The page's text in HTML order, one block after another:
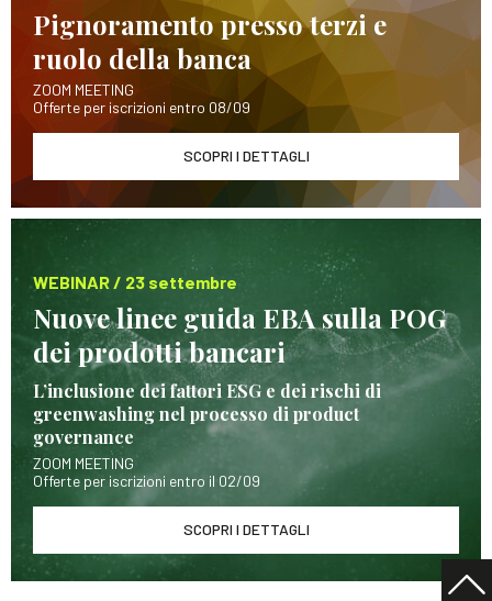
Pignoramento presso terzi e
ruolo della banca
ZOOM MEETING
Offerte per iscrizioni entro 08/09
SCOPRI I DETTAGLI
WEBINAR / 23 settembre
Nuove linee guida EBA sulla POG
dei prodotti bancari
L’inclusione dei fattori ESG e dei rischi di
greenwashing nel processo di product
governance
ZOOM MEETING
Offerte per iscrizioni entro il 02/09
SCOPRI I DETTAGLI